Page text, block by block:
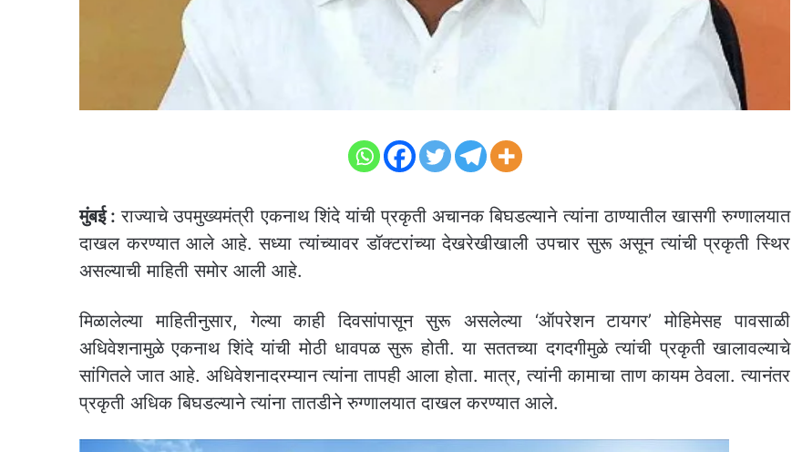
मुंबई : राज्याचे उपमुख्यमंत्री एकनाथ शिंदे यांची प्रकृती अचानक बिघडल्याने त्यांना ठाण्यातील खासगी रुग्णालयात
दाखल करण्यात आले आहे. सध्या त्यांच्यावर डॉक्टरांच्या देखरेखीखाली उपचार सुरू असून त्यांची प्रकृती स्थिर
असल्याची माहिती समोर आली आहे.
मिळालेल्या माहितीनुसार, गेल्या काही दिवसांपासून सुरू असलेल्या ‘ऑपरेशन टायगर’ मोहिमेसह पावसाळी
अधिवेशनामुळे एकनाथ शिंदे यांची मोठी धावपळ सुरू होती. या सततच्या दगदगीमुळे त्यांची प्रकृती खालावल्याचे
सांगितले जात आहे. अधिवेशनादरम्यान त्यांना तापही आला होता. मात्र, त्यांनी कामाचा ताण कायम ठेवला. त्यानंतर
प्रकृती अधिक बिघडल्याने त्यांना तातडीने रुग्णालयात दाखल करण्यात आले.